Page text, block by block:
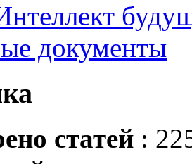
документы
статей :